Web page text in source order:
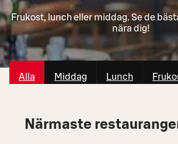
Frukost, lunch eller middag. Se de
nära dig!
Alla Middag Lunch
Närmaste